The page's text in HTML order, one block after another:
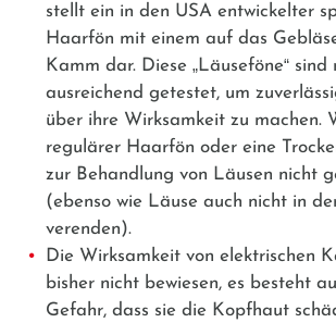
stellt ein in den USA entwickelter
Haarfön mit einem auf das
Kamm dar. Diese „Läuseföne“ sind
ausreichend getestet, um
über ihre Wirksamkeit zu machen.
regulärer Haarfön oder eine
zur Behandlung von Läusen nicht
(ebenso wie Läuse auch nicht in
verenden).
Die Wirksamkeit von elektrischen
bisher nicht bewiesen, es besteht
Gefahr, dass sie die Kopfhaut